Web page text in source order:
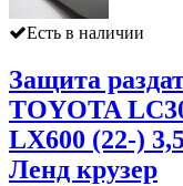
Есть в наличии
Защита
TOYOTA
LX600 (22-)
Ленд крузер